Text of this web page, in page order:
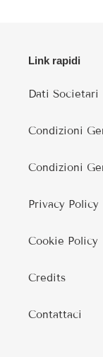
Link rapidi
Dati Societari
Condizioni
Condizioni
Privacy Policy
Cookie Policy
Credits
Contattaci